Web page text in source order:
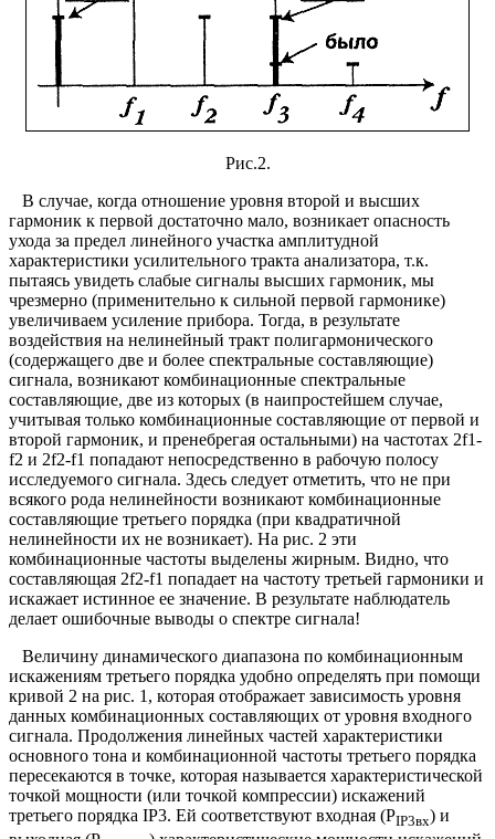
Рис.2.
В случае, когда отношение уровня второй и высших
гармоник к первой достаточно мало, возникает опасность
ухода за предел линейного участка амплитудной
характеристики усилительного тракта анализатора, т.к.
пытаясь увидеть слабые сигналы высших гармоник, мы
чрезмерно (применительно к сильной первой гармонике)
увеличиваем усиление прибора. Тогда, в результате
воздействия на нелинейный тракт полигармонического
(содержащего две и более спектральные составляющие)
сигнала, возникают комбинационные спектральные
составляющие, две из которых (в наипростейшем случае,
учитывая только комбинационные составляющие от первой и
второй гармоник, и пренебрегая остальными) на частотах 2f1-
f2 и 2f2-f1 попадают непосредственно в рабочую полосу
исследуемого сигнала. Здесь следует отметить, что не при
всякого рода нелинейности возникают комбинационные
составляющие третьего порядка (при квадратичной
нелинейности их не возникает). На рис. 2 эти
комбинационные частоты выделены жирным. Видно, что
составляющая 2f2-f1 попадает на частоту третьей гармоники и
искажает истинное ее значение. В результате наблюдатель
делает ошибочные выводы о спектре сигнала!
Величину динамического диапазона по комбинационным
искажениям третьего порядка удобно определять при помощи
кривой 2 на рис. 1, которая отображает зависимость уровня
данных комбинационных составляющих от уровня входного
сигнала. Продолжения линейных частей характеристики
основного тона и комбинационной частоты третьего порядка
пересекаются в точке, которая называется характеристической
точкой мощности (или точкой компрессии) искажений
третьего порядка IP3. Ей соответствуют входная (РIР3вх) и